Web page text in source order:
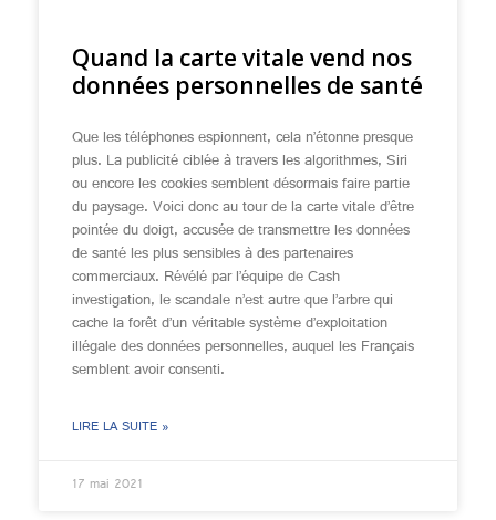
Quand la carte vitale vend nos
données personnelles de santé
Que les téléphones espionnent, cela n’étonne presque
plus. La publicité ciblée à travers les algorithmes, Siri
ou encore les cookies semblent désormais faire partie
du paysage. Voici donc au tour de la carte vitale d’être
pointée du doigt, accusée de transmettre les données
de santé les plus sensibles à des partenaires
commerciaux. Révélé par l’équipe de Cash
investigation, le scandale n’est autre que l’arbre qui
cache la forêt d’un véritable système d’exploitation
illégale des données personnelles, auquel les Français
semblent avoir consenti.
LIRE LA SUITE »
17 mai 2021